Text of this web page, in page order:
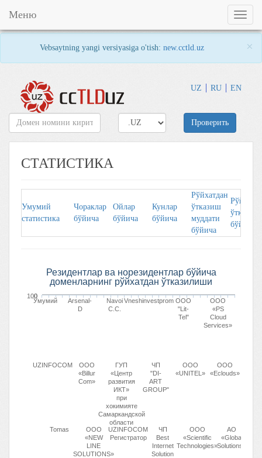
Vebsaytning yangi versiyasiga o'tish: new.cctld.uz ×
UZ RU EN
Toggle
Меню
Проверить
СТАТИСТИКА
Умумий
стaтистикa
Чорaклaр
бўйичa
Ойлaр
бўйичa
Кунлaр
бўйичa
Рўйхатдан
ўтказиш
муддати
бўйича
бўйичa
Резидентлар ва норезидентлар бўйича
доменларнинг рўйхатдан ўтказилиши
Умумий
UZINFOCOM
Tomas
Arsenal-
D
ООО
«Billur
Com»
ООО
«NEW
LINE
SOLUTIONS»
Navoi
C.C.
ГУП
«Центр
развития
ИКТ»
при
хокимияте
Самаркандской
области
UZINFOCOM
Регистратор
Vneshinvestprom
ЧП
"DI-
ART
GROUP"
ЧП
Best
Internet
Solution
OOO
"Lit-
Tel"
OOO
«UNITEL»
OOO
«Scientific
Technologies»
ООО
«PS
Cloud
Services»
ООО
«Eclouds»
АО
«Global
Solutions»
0
100